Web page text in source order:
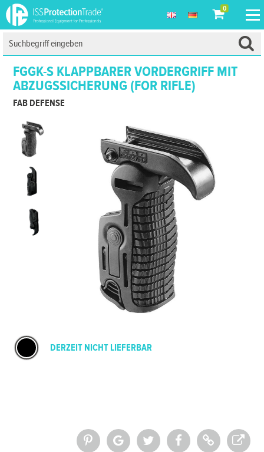
0
FGGK-S KLAPPBARER VORDERGRIFF MIT
ABZUGSSICHERUNG (FOR RIFLE)
FAB DEFENSE
DERZEIT NICHT LIEFERBAR